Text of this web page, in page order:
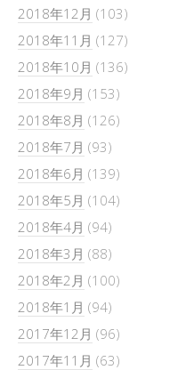
2018年12月 (103)
2018年11月 (127)
2018年10月 (136)
2018年9月 (153)
2018年8月 (126)
2018年7月 (93)
2018年6月 (139)
2018年5月 (104)
2018年4月 (94)
2018年3月 (88)
2018年2月 (100)
2018年1月 (94)
2017年12月 (96)
2017年11月 (63)